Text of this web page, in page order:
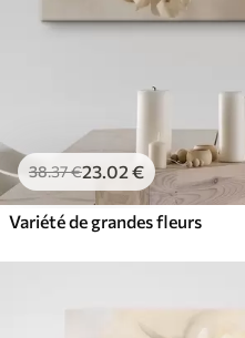
38.37€23.02 €
Variété de grandes fleurs